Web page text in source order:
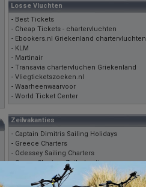
Losse Vluchten
- Best Tickets
- Cheap Tickets - chartervluchten
- Ebookers.nl Griekenland chartervluchten
- KLM
- Martinair
- Transavia chartervluchen Griekenland
- Vliegticketszoeken.nl
- Waarheenwaarvoor
- World Ticket Center
Zeilvakanties
- Captain Dimitris Sailing Holidays
- Greece Charters
- Odessey Sailing Charters
-Onana Charters Zeilvakantie
Sailing Yacht Charter
Sailing in Greece